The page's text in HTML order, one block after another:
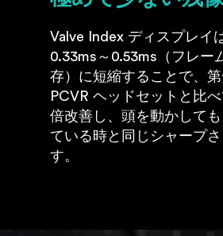
Valve Index ディスプレイ
0.33ms～0.53ms（フレー
存）に短縮することで、
PCVR ヘッドセットと比
倍改善し、頭を動かして
ている時と同じシャープさ
す。